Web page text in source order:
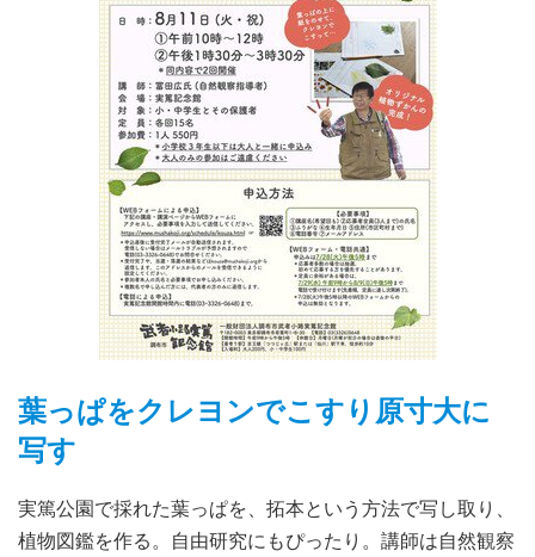
葉っぱをクレヨンでこすり原寸大に
写す
実篤公園で採れた葉っぱを、拓本という方法で写し取り、
植物図鑑を作る。自由研究にもぴったり。講師は自然観察